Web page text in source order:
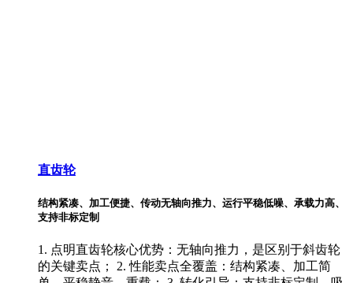
直齿轮
结构紧凑、加工便捷、传动无轴向推力、运行平稳低噪、承载力高、
支持非标定制
1. 点明直齿轮核心优势：无轴向推力，是区别于斜齿轮
的关键卖点； 2. 性能卖点全覆盖：结构紧凑、加工简